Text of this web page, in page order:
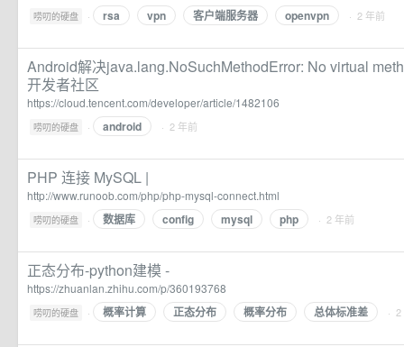
唠叨的硬盘 · rsa vpn 客户端服务器 openvpn · 2 年前
Android解决java.lang.NoSuchMethodError: No virtual
开发者社区
https://cloud.tencent.com/developer/article/1482106
唠叨的硬盘 · android · 2 年前
PHP 连接 MySQL |
http://www.runoob.com/php/php-mysql-connect.html
唠叨的硬盘 · 数据库 config mysql php · 2 年前
正态分布-python建模 -
https://zhuanlan.zhihu.com/p/360193768
唠叨的硬盘 · 概率计算 正态分布 概率分布 总体标准差 ·